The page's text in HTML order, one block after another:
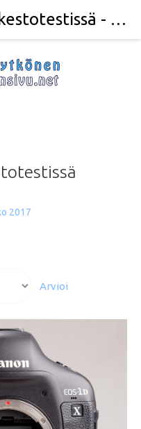
2017
Canon EOS-1D X kestotestissä - Valokuvaaja Ilkka Rytkönen